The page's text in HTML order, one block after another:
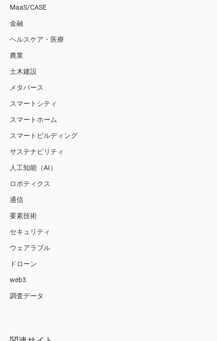
MaaS/CASE
金融
ヘルスケア・医療
農業
土木建設
メタバース
スマートシティ
スマートホーム
スマートビルディング
サステナビリティ
人工知能（AI）
ロボティクス
通信
要素技術
セキュリティ
ウェアラブル
ドローン
web3
調査データ